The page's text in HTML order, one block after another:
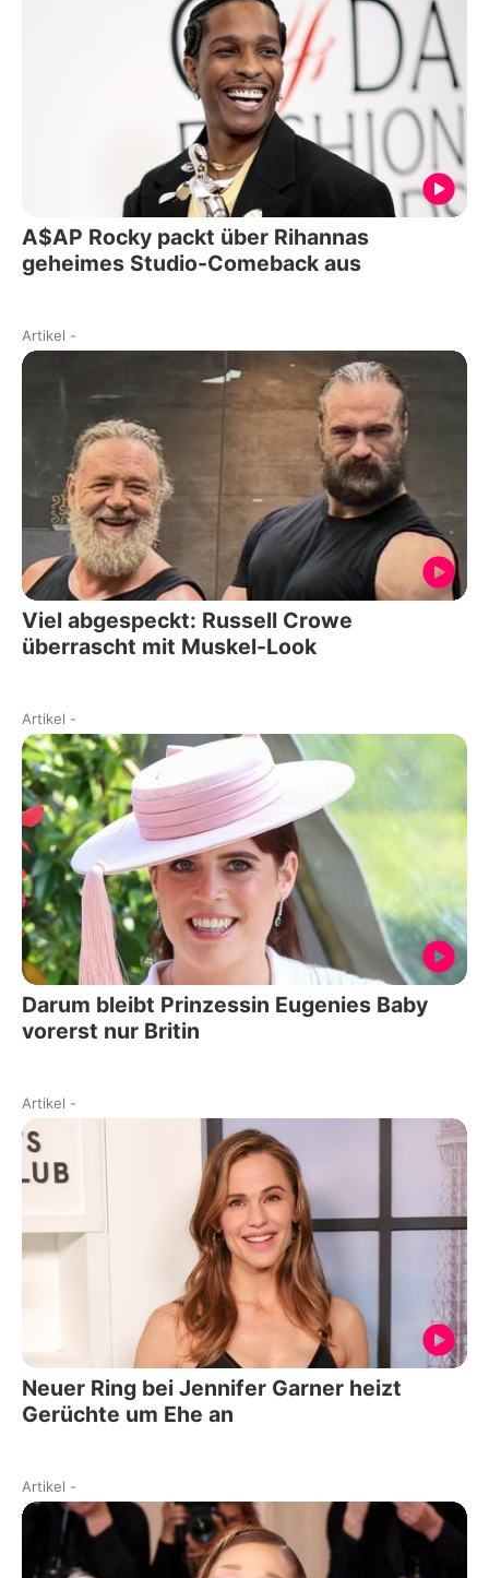
A$AP Rocky packt über Rihannas
geheimes Studio-Comeback aus
Artikel -
Viel abgespeckt: Russell Crowe
überrascht mit Muskel-Look
Artikel -
Darum bleibt Prinzessin Eugenies Baby
vorerst nur Britin
Artikel -
Neuer Ring bei Jennifer Garner heizt
Gerüchte um Ehe an
Artikel -